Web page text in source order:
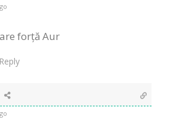
forță Aur
Reply